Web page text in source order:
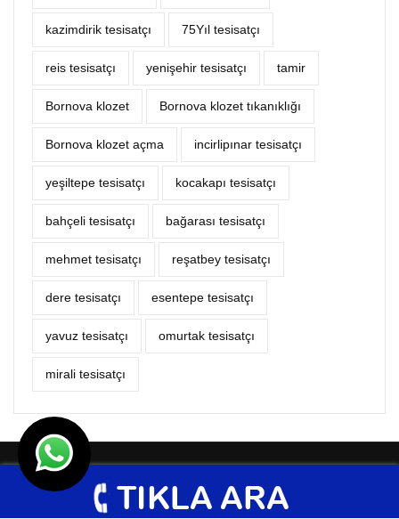
kazimdirik tesisatçı 75Yıl tesisatçı
reis tesisatçı yenişehir tesisatçı tamir
Bornova klozet Bornova klozet tıkanıklığı
Bornova klozet açma incirlipınar tesisatçı
yeşiltepe tesisatçı kocakapı tesisatçı
bahçeli tesisatçı bağarası tesisatçı
mehmet tesisatçı reşatbey tesisatçı
dere tesisatçı esentepe tesisatçı
yavuz tesisatçı omurtak tesisatçı
mirali tesisatçı
© Tesisat Hizmetleri 2026
TasarımAnkara Hosting